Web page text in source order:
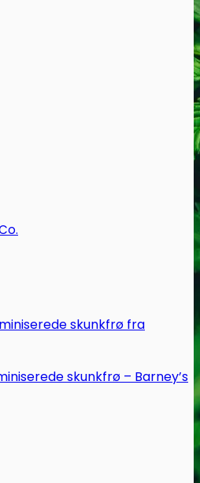
skunkfrø – Barney’s